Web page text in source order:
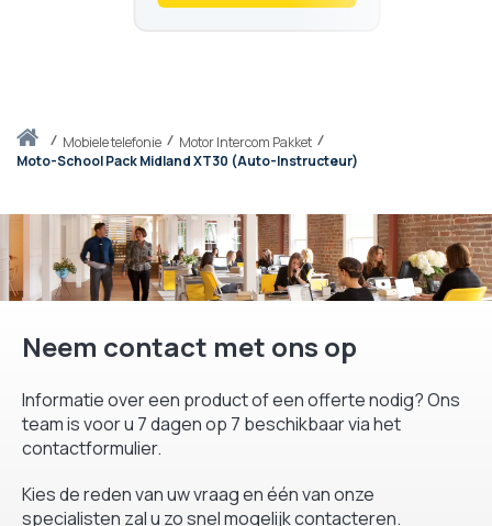
Thuismobiele telefonie
Motor Intercom Pakket
Moto-School Pack Midland XT30 (Auto-Instructeur)
Neem contact met ons op
Informatie over een product of een offerte nodig? Ons
team is voor u 7 dagen op 7 beschikbaar via het
contactformulier.
Kies de reden van uw vraag en één van onze
specialisten zal u zo snel mogelijk contacteren.